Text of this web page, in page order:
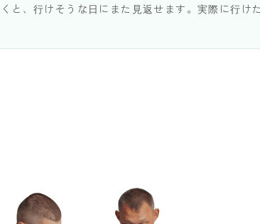
と、行けそうな日にまた見返せます。実際に行け